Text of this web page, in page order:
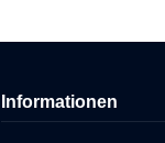
Informationen